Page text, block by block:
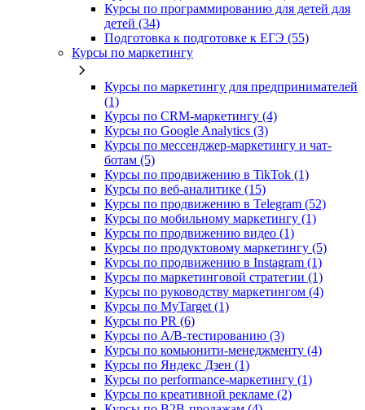
Курсы по программированию для детей для
детей (34)
Подготовка к подготовке к ЕГЭ (55)
Курсы по маркетингу
Курсы по маркетингу для предпринимателей
(1)
Курсы по CRM-маркетингу (4)
Курсы по Google Analytics (3)
Курсы по мессенджер-маркетингу и чат-
ботам (5)
Курсы по продвижению в TikTok (1)
Курсы по веб-аналитике (15)
Курсы по продвижению в Telegram (52)
Курсы по мобильному маркетингу (1)
Курсы по продвижению видео (1)
Курсы по продуктовому маркетингу (5)
Курсы по продвижению в Instagram (1)
Курсы по маркетинговой стратегии (1)
Курсы по руководству маркетингом (4)
Курсы по MyTarget (1)
Курсы по PR (6)
Курсы по A/B-тестированию (3)
Курсы по комьюнити-менеджменту (4)
Курсы по Яндекс Дзен (1)
Курсы по performance-маркетингу (1)
Курсы по креативной рекламе (2)